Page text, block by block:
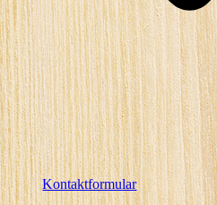
Kontaktformular